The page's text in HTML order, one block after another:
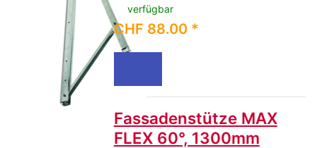
verfügbar
CHF 88.00 *
Fassadenstütze MAX
FLEX 60°, 1300mm